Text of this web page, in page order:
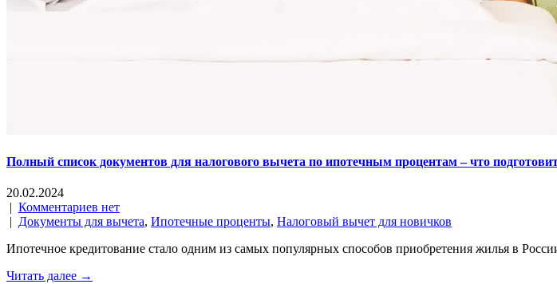
Полный список документов для налогового вычета по ипотечным процентам – что
20.02.2024
| Комментариев нет
| Документы для вычета, Ипотечные проценты, Налоговый вычет для новичков
Ипотечное кредитование стало одним из самых популярных способов приобретения жилья в
Читать далее →